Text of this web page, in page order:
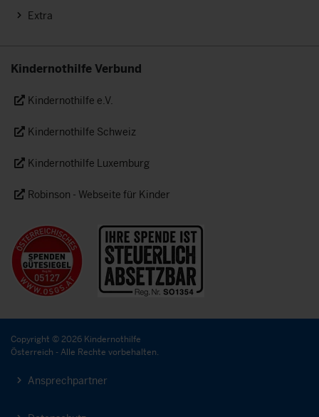
Extra
Kindernothilfe Verbund
Kindernothilfe e.V.
Kindernothilfe Schweiz
Kindernothilfe Luxemburg
Robinson - Webseite für Kinder
Copyright © 2026 Kindernothilfe
Österreich - Alle Rechte vorbehalten.
Ansprechpartner